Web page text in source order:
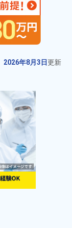
2026年8月3日更新